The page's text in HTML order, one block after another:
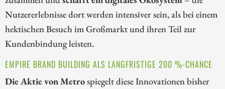
Nutzererlebnisse dort werden intensiver sein, als bei einem
hektischen Besuch im Großmarkt und ihren Teil zur
Kundenbindung leisten.
EMPIRE BRAND BUILDING ALS LANGFRISTIGE 200 %-CHANCE
Die Aktie von Metrospiegelt diese Innovationen bisher